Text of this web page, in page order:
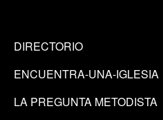
DIRECTORIO
ENCUENTRA-UNA-IGLESIA
LA PREGUNTA METODISTA